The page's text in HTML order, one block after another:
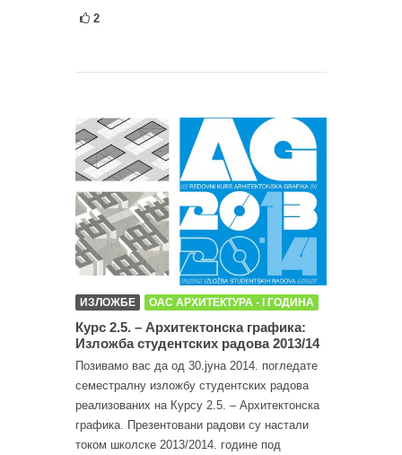
2
ИЗЛОЖБЕ ОАС АРХИТЕКТУРА - I ГОДИНА
Курс 2.5. – Архитектонска графика:
Изложба студентских радова 2013/14
Позивамо вас да од 30.јуна 2014. погледате
семестралну изложбу студентских радова
реализованих на Курсу 2.5. – Архитектонска
графика. Презентовани радови су настали
током школске 2013/2014. године под